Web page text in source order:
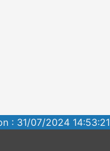
: 31/07/2024 14:53:21